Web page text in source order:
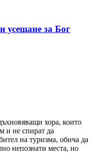
усещане за Бог
хора, които
и не спират да
на туризма, обича да
непознати места, но